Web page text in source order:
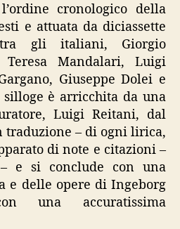
cronologico della
e attuata da diciassette
gli italiani, Giorgio
Teresa Mandalari, Luigi
Giuseppe Dolei e
silloge è arricchita da una
Luigi Reitani, dal
traduzione – di ogni lirica,
di note e citazioni –
– e si conclude con una
e delle opere di Ingeborg
una accuratissima